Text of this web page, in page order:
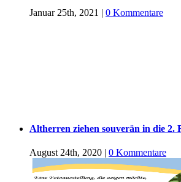
Januar 25th, 2021 0 Kommentare
Altherren ziehen souverän in die 2.
August 24th, 2020 | 0 Kommentare